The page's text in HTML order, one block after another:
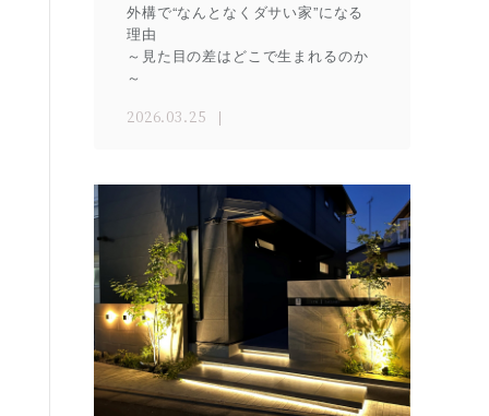
外構で“なんとなくダサい家”になる
理由
～見た目の差はどこで生まれるのか
～
2026.03.25